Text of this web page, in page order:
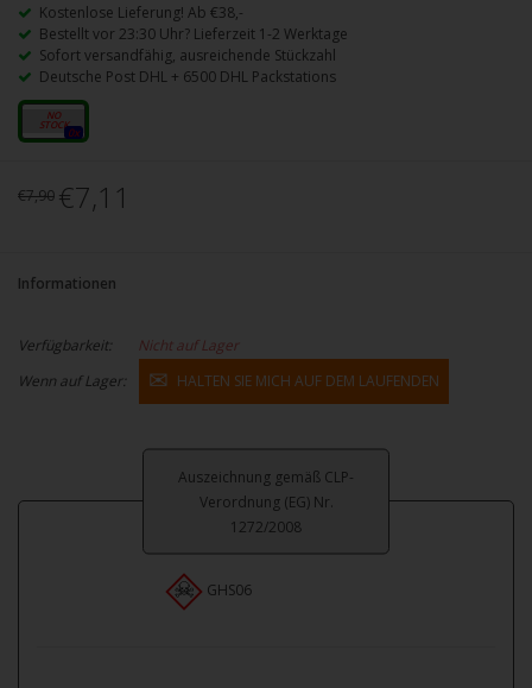
Kostenlose Lieferung! Ab €38,-
Bestellt vor 23:30 Uhr? Lieferzeit 1-2 Werktage
Sofort versandfähig, ausreichende Stückzahl
Deutsche Post DHL + 6500 DHL Packstations
20mg
0x
€7,90 €7,11
Informationen
Verfügbarkeit:
Nicht auf Lager
Wenn auf Lager:
HALTEN SIE MICH AUF DEM LAUFENDEN
Auszeichnung gemäß CLP-
Verordnung (EG) Nr.
1272/2008
GHS06